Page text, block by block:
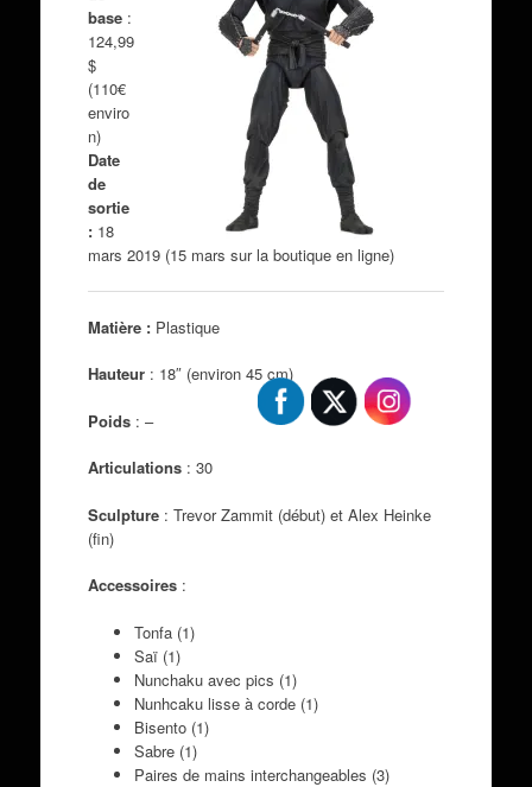
base :
124,99
$
(110€
enviro
n)
Date
de
sortie
:18
mars 2019 (15 mars sur la boutique en ligne)
Matière :Plastique
Hauteur : 18″ (environ 45 cm)
Poids: –
Articulations: 30
Sculpture : Trevor Zammit (début) et Alex Heinke
(fin)
Accessoires:
Tonfa (1)
Saï (1)
Nunchaku avec pics (1)
Nunhcaku lisse à corde (1)
Bisento (1)
Sabre (1)
Paires de mains interchangeables (3)